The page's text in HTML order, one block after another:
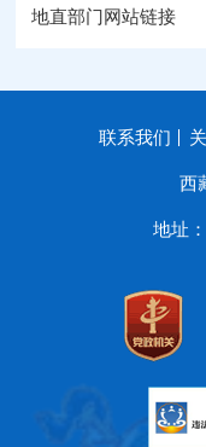
地直部门网站链接
联系我们
西
地址